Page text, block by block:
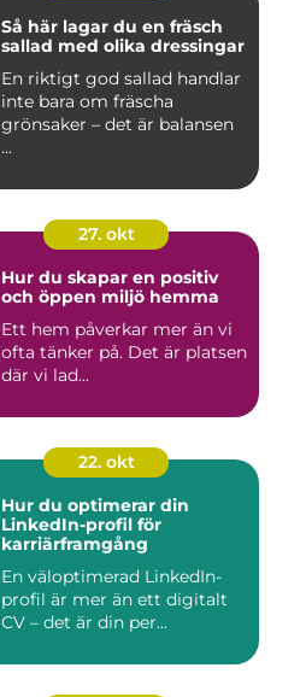
Så här lagar du en fräsch
sallad med olika dressingar
En riktigt god sallad handlar
inte bara om fräscha
grönsaker – det är balansen
...
27. okt
Hur du skapar en positiv
och öppen miljö hemma
Ett hem påverkar mer än vi
ofta tänker på. Det är platsen
där vi lad...
22. okt
Hur du optimerar din
LinkedIn-profil för
karriärframgång
En väloptimerad LinkedIn-
profil är mer än ett digitalt
CV – det är din per...